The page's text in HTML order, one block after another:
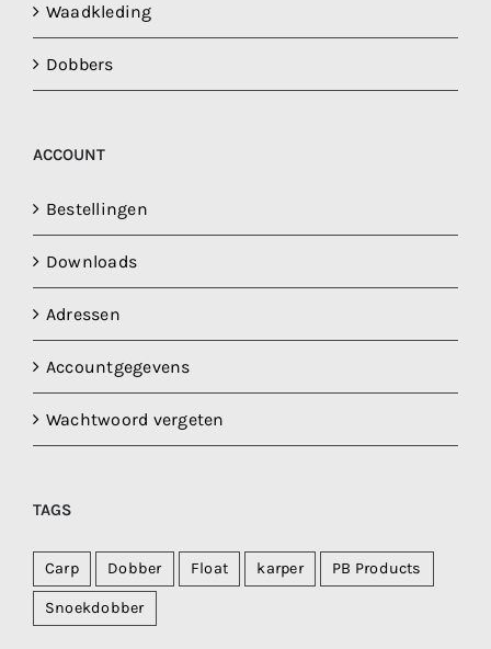
Waadkleding
Dobbers
ACCOUNT
Bestellingen
Downloads
Adressen
Accountgegevens
Wachtwoord vergeten
TAGS
Carp Dobber Float karper PB Products
Snoekdobber